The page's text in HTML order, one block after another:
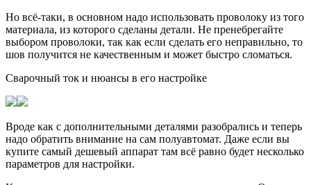
Но всё-таки, в основном надо использовать проволоку из того
материала, из которого сделаны детали. Не пренебрегайте
выбором проволоки, так как если сделать его неправильно, то
шов получится не качественным и может быстро сломаться.
Сварочный ток и нюансы в его настройке
Вроде как с дополнительными деталями разобрались и теперь
надо обратить внимание на сам полуавтомат. Даже если вы
купите самый дешевый аппарат там всё равно будет несколько
параметров для настройки.